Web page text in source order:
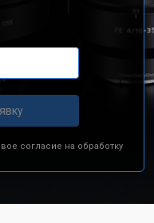
согласие на обработку